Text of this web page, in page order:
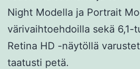
Night Modella ja Portrait
värivaihtoehdoilla sekä 6,1-
Retina HD -näytöllä
taatusti petä.